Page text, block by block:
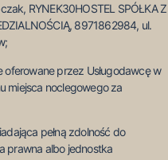
RYNEK30HOSTEL SPÓŁKA Z
8971862984, ul.
oferowane przez Usługodawcę w
miejsca noclegowego za
pełną zdolność do
prawna albo jednostka